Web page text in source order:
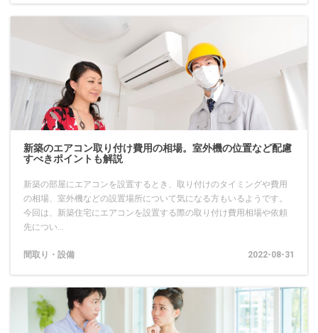
新築のエアコン取り付け費用の相場。室外機の位置など配慮
すべきポイントも解説
新築の部屋にエアコンを設置するとき、取り付けのタイミングや費用
の相場、室外機などの設置場所について気になる方もいるようです。
今回は、新築住宅にエアコンを設置する際の取り付け費用相場や依頼
先につい...
間取り・設備 2022-08-31